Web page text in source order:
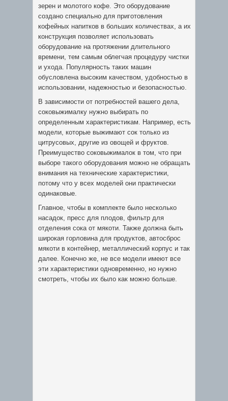
зерен и молотого кофе. Это оборудование
создано специально для приготовления
кофейных напитков в больших количествах, а их
конструкция позволяет использовать
оборудование на протяжении длительного
времени, тем самым облегчая процедуру чистки
и ухода. Популярность таких машин
обусловлена высоким качеством, удобностью в
использовании, надежностью и безопасностью.
В зависимости от потребностей вашего дела,
соковыжималку нужно выбирать по
определенным характеристикам. Например, есть
модели, которые выжимают сок только из
цитрусовых, другие из овощей и фруктов.
Преимущество соковыжималок в том, что при
выборе такого оборудования можно не обращать
внимания на технические характеристики,
потому что у всех моделей они практически
одинаковые.
Главное, чтобы в комплекте было несколько
насадок, пресс для плодов, фильтр для
отделения сока от мякоти. Также должна быть
широкая горловина для продуктов, автосброс
мякоти в контейнер, металлический корпус и так
далее. Конечно же, не все модели имеют все
эти характеристики одновременно, но нужно
смотреть, чтобы их было как можно больше.